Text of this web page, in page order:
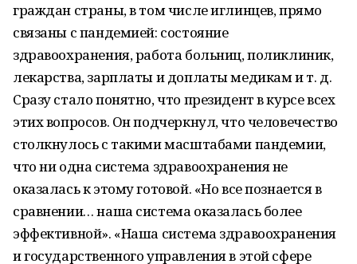
граждан страны, в том числе иглинцев, прямо
связаны с пандемией: состояние
здравоохранения, работа больниц, поликлиник,
лекарства, зарплаты и доплаты медикам и т. д.
Сразу стало понятно, что президент в курсе всех
этих вопросов. Он подчеркнул, что человечество
столкнулось с такими масштабами пандемии,
что ни одна система здравоохранения не
оказалась к этому готовой. «Но все познается в
сравнении… наша система оказалась более
эффективной». «Наша система здравоохранения
и государственного управления в этой сфере